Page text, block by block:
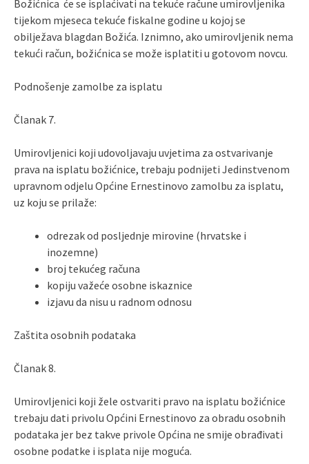
Božićnica će se isplaćivati na tekuće račune umirovljenika
tijekom mjeseca tekuće fiskalne godine u kojoj se
obilježava blagdan Božića. Iznimno, ako umirovljenik nema
tekući račun, božićnica se može isplatiti u gotovom novcu.
Podnošenje zamolbe za isplatu
Članak 7.
Umirovljenici koji udovoljavaju uvjetima za ostvarivanje
prava na isplatu božićnice, trebaju podnijeti Jedinstvenom
upravnom odjelu Općine Ernestinovo zamolbu za isplatu,
uz koju se prilaže:
odrezak od posljednje mirovine (hrvatske i
inozemne)
broj tekućeg računa
kopiju važeće osobne iskaznice
izjavu da nisu u radnom odnosu
Zaštita osobnih podataka
Članak 8.
Umirovljenici koji žele ostvariti pravo na isplatu božićnice
trebaju dati privolu Općini Ernestinovo za obradu osobnih
podataka jer bez takve privole Općina ne smije obrađivati
osobne podatke i isplata nije moguća.